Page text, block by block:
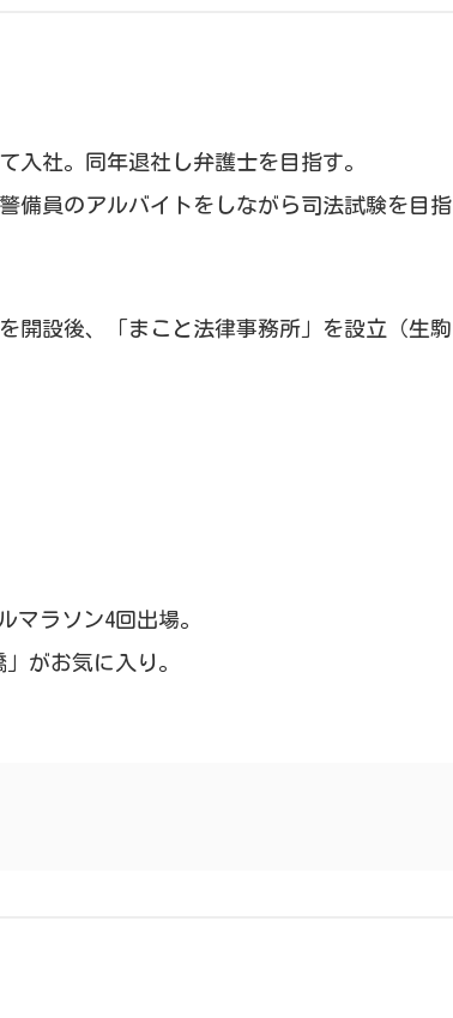
社。同年退社し弁護士を目指す。
備員のアルバイトをしながら司法試験を目指
開設後、「まこと法律事務所」を設立（生駒
マラソン4回出場。
がお気に入り。